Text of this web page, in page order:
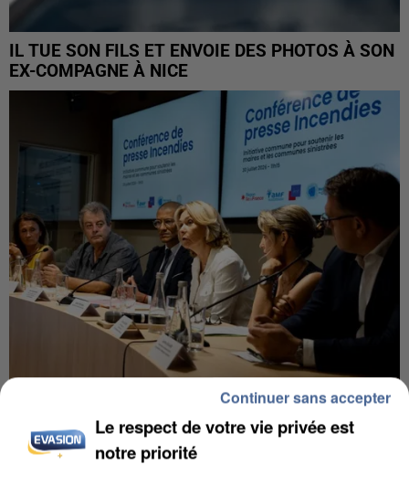
IL TUE SON FILS ET ENVOIE DES PHOTOS À SON
EX-COMPAGNE À NICE
INCENDIES : L’ÎLE-DE-FRANCE LANCE UN ÉLAN
DE SOLIDARITÉ AVEC LES...
Le respect de votre vie privée est
notre priorité
Continuer sans accepter